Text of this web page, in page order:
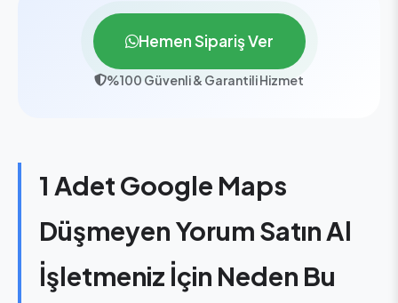
Hemen Sipariş Ver
%100 Güvenli & Garantili Hizmet
1 Adet Google Maps
Düşmeyen Yorum Satın Al
İşletmeniz İçin Neden Bu